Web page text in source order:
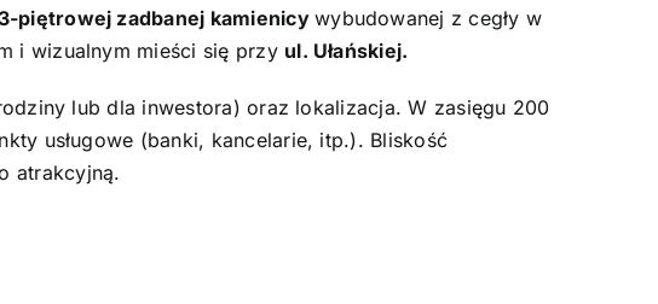
piętrowej zadbanej kamienicywybudowanej z cegły w
i wizualnym mieści się przy ul. Ułańskiej.
lub dla inwestora) oraz lokalizacja. W zasięgu 200
usługowe (banki, kancelarie, itp.). Bliskość
atrakcyjną.